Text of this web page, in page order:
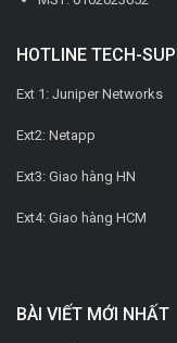
HOTLINE TECH-
Ext 1: Juniper Networks
Ext2: Netapp
Ext3: Giao hàng HN
Ext4: Giao hàng HCM
BÀI VIẾT MỚI NHẤT